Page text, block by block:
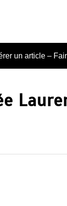
un article –